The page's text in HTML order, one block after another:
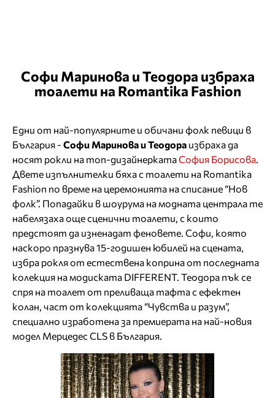
Софи Маринова и Теодора избраха
тоалети на Romantika Fashion
Едни от най-популярните и обичани фолк певици в
България - Софи Маринова и Теодора избраха да
носят рокли на топ-дизайнеркатаСофия Борисова
Двете изпълнителки бяха с тоалети на Romantika
Fashion по време на церемонията на списание “Нов
фолк”. Попадайки в шоурума на модната централа те
набелязаха още сценични тоалети, с които
предстоят да изненадат феновете. Софи, която
наскоро празнува 15-годишен юбилей на сцената,
избра рокля от естествена коприна от последната
колекция на модиската DIFFERENT. Теодора пък се
спря на тоалет от преливаща тафта с ефектен
колан, част от колекцията “Чувства и разум”,
специално изработена за премиерата на най-новия
модел Мерцедес CLS в България.